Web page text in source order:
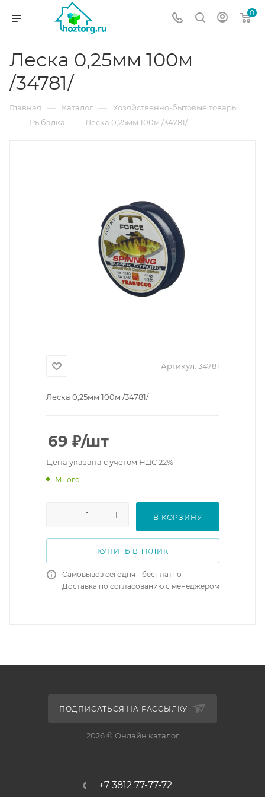
0
Леска 0,25мм 100м
/34781/
Главная — Каталог — Хозяйственно-бытовые товары
— Рыбалка — Леска 0,25мм 100м /34781/
Артикул: 34781
Леска 0,25мм 100м /34781/
69 ₽/шт
Цена указана с учетом НДС 22%
Много
В КОРЗИНУ
КУПИТЬ В 1 КЛИК
Самовывоз сегодня - бесплатно
Доставка по согласованию с менеджером
ПОДПИСАТЬСЯ НА РАССЫЛКУ
2026 © Онлайн каталог
+7 3812 77-77-72